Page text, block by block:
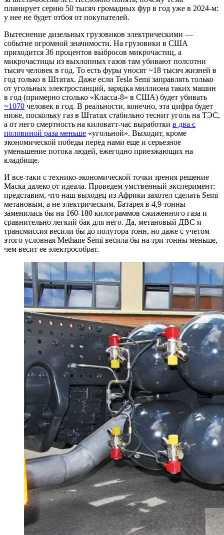
планирует серию 50 тысяч громадных фур в год уже в 2024-м:
у нее не будет отбоя от покупателей.
Вытеснение дизельных грузовиков электрическими —
событие огромной значимости. На грузовики в США
приходится 36 процентов выбросов микрочастиц, а
микрочастицы из выхлопных газов там убивают полсотни
тысяч человек в год. То есть фуры уносят ~18 тысяч жизней в
год только в Штатах. Даже если Tesla Semi заправлять только
от угольных электростанций, зарядка миллиона таких машин
в год (примерно столько «Класса-8» в США) будет убивать
~1070 человек в год. В реальности, конечно, эта цифра будет
ниже, поскольку газ в Штатах стабильно теснит уголь на ТЭС,
а от него смертность на киловатт-час выработки в два с
половиной раза меньше «угольной». Выходит, кроме
экономической победы перед нами еще и серьезное
уменьшение потока людей, ежегодно приезжающих на
кладбище.
И все-таки с технико-экономической точки зрения решение
Маска далеко от идеала. Проведем умственный эксперимент:
представим, что наш выходец из Африки захотел сделать Semi
метановым, а не электрическим. Батарея в 4,9 тонны
заменилась бы на 160-180 килограммов сжиженного газа и
сравнительно легкий бак для него. Да, метановый ДВС и
трансмиссия весили бы до полутора тонн, но даже с учетом
этого условная Methane Semi весила бы на три тонны меньше,
чем весит ее электрособрат.